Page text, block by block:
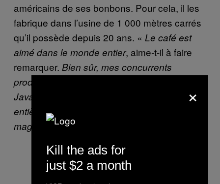
américains de ses bonbons. Pour cela, il les
fabrique dans l’usine de 1 000 mètres carrés
qu’il possède depuis 20 ans. « Le café est
aimé dans le monde entier, aime-t-il à faire
remarquer. Bien sûr, mes concurrents
produisent des bonbons goût capuccino ou
Java. Mais personne n’a créé une ligne
entière de bonbons dédiée aux cafés et aux
magasins gourmets
×
Kill the ads for
just $2 a month